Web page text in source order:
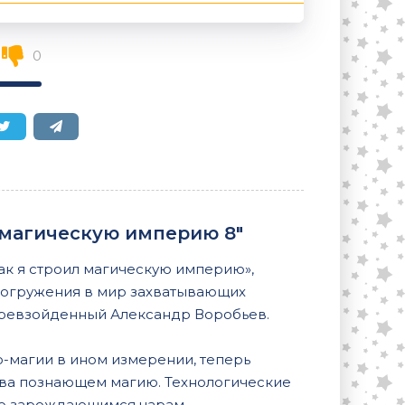
0
империю 8"
я строил магическую империю»,
в мир захватывающих
Александр Воробьев.
магии в ином измерении, теперь
познающем магию. Технологические